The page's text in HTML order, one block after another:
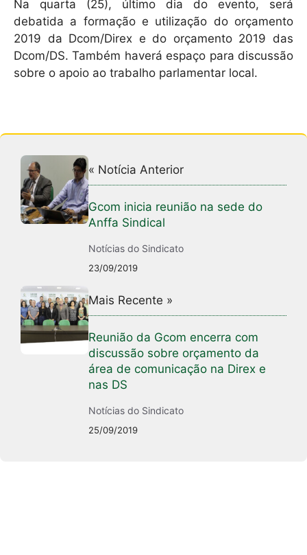
Na quarta (25), último dia do evento, será
debatida a formação e utilização do orçamento
2019 da Dcom/Direx e do orçamento 2019 das
Dcom/DS. Também haverá espaço para discussão
sobre o apoio ao trabalho parlamentar local.
« Notícia Anterior
Gcom inicia reunião na sede do
Anffa Sindical
Notícias do Sindicato
23/09/2019
Mais Recente »
Reunião da Gcom encerra com
discussão sobre orçamento da
área de comunicação na Direx e
nas DS
Notícias do Sindicato
25/09/2019